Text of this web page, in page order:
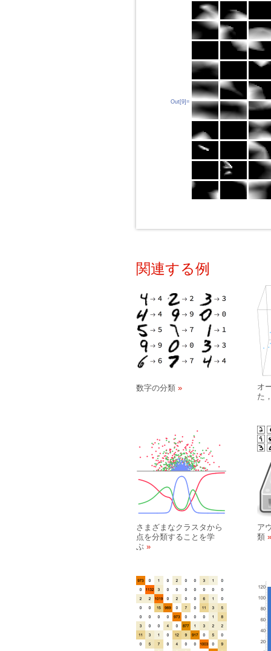
Out[9]=
関連する例
数字の分類
オ
た
さまざまなクラスタから
点を分類することを学
ぶ
ア
類